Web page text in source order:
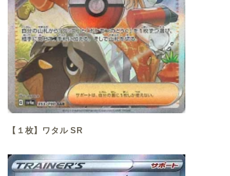
【１枚】ワタル SR